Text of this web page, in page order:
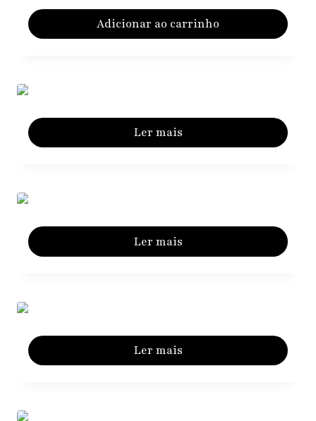
Adicionar ao carrinho
Ler mais
Ler mais
Ler mais